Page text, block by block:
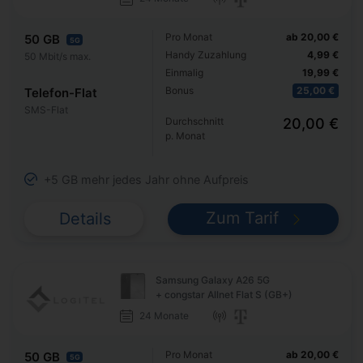
50 GB 5G
50 Mbit/s max.
Telefon-Flat
SMS-Flat
Pro Monat
Handy Zuzahlung
Einmalig
Bonus
ab 20,00 €
4,99 €
19,99 €
25,00 €
Durchschnitt
p. Monat
20,00 €
+5 GB mehr jedes Jahr ohne Aufpreis
Details Zum Tarif
Samsung Galaxy A26 5G
+ congstar Allnet Flat S (GB+)
24 Monate
50 GB 5G Pro Monat ab 20,00 €